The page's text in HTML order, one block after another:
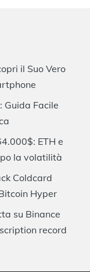
il Suo Vero
Guida Facile
ETH e
la volatilità
Coldcard
Hyper
su Binance
record